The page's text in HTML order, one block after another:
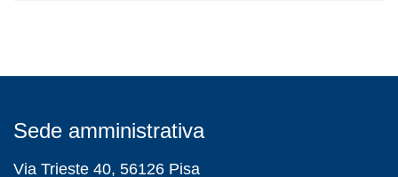
Sede amministrativa
Via Trieste 40, 56126 Pisa